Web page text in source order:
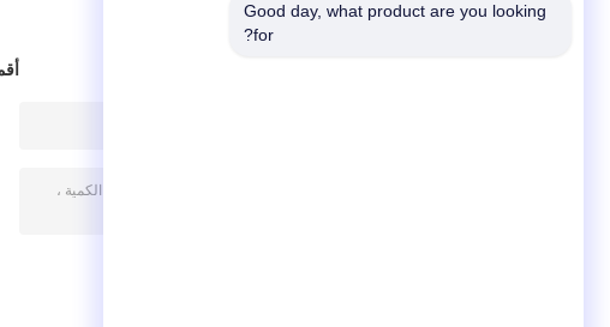
Good day, what product are you looking
for?